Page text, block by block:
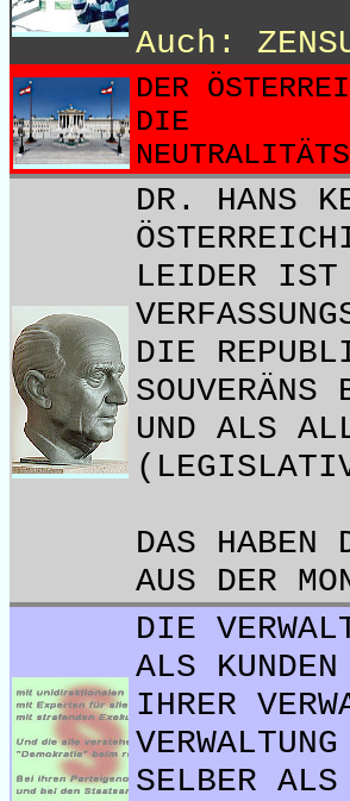
Auch:
DER
DIE
DR. HANS
LEIDER IST
DIE
SOUVERÄNS
UND ALS
DAS
AUS DER
DIE
ALS KUNDEN
IHRER
VERWALTUNG
SELBER ALS